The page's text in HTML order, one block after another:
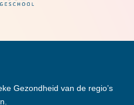
Gezondheid van de regio’s